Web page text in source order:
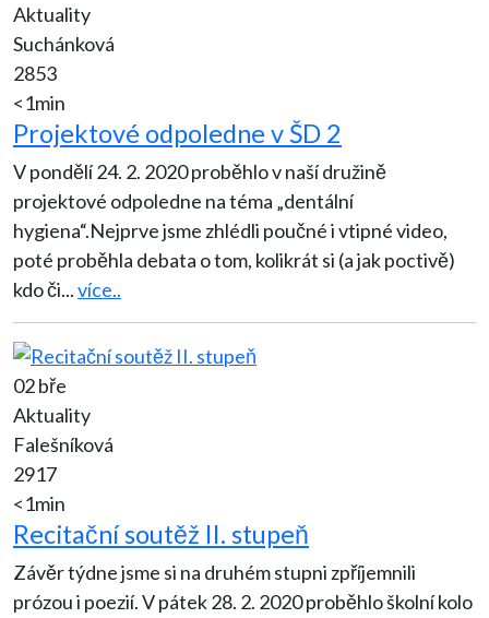
Aktuality
Suchánková
2853
<1min
Projektové odpoledne v ŠD 2
V pondělí 24. 2. 2020 proběhlo v naší družině
projektové odpoledne na téma „dentální
hygiena“.Nejprve jsme zhlédli poučné i vtipné video,
poté proběhla debata o tom, kolikrát si (a jak poctivě)
kdo či...více..
02 bře
Aktuality
Falešníková
2917
<1min
Recitační soutěž II. stupeň
Závěr týdne jsme si na druhém stupni zpříjemnili
prózou i poezií. V pátek 28. 2. 2020 proběhlo školní kolo